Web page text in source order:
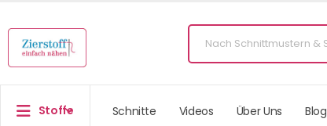
Stoffe Schnitte Videos Über Uns Blog